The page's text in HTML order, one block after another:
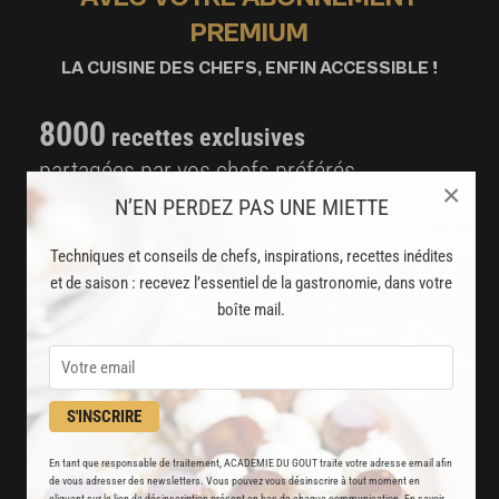
N’EN PERDEZ PAS UNE MIETTE
Techniques et conseils de chefs, inspirations, recettes inédites
et de saison : recevez l’essentiel de la gastronomie, dans votre
boîte mail.
S'INSCRIRE
En tant que responsable de traitement, ACADEMIE DU GOUT traite votre adresse email afin
de vous adresser des newsletters. Vous pouvez vous désinscrire à tout moment en
×
PREMIUM
LA CUISINE DES CHEFS, ENFIN ACCESSIBLE !
8000 recettes exclusives
partagées par vos chefs préférés
vidéos de recettes
et techniques de cuisine et pâtisserie
Des nouveautés
disponibles chaque semaine
Stop pub
un service garanti sans publicité
JE M'ABONNE